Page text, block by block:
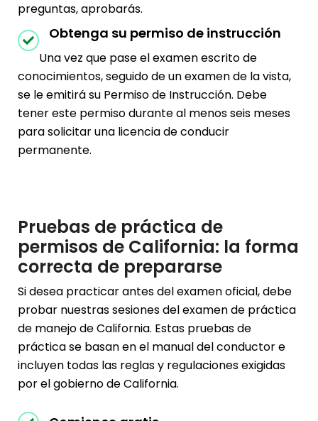
preguntas, aprobarás.
Obtenga su permiso de instrucción
Una vez que pase el examen escrito de
conocimientos, seguido de un examen de la vista,
se le emitirá su Permiso de Instrucción. Debe
tener este permiso durante al menos seis meses
para solicitar una licencia de conducir
permanente.
Pruebas de práctica de
permisos de California: la forma
correcta de prepararse
Si desea practicar antes del examen oficial, debe
probar nuestras sesiones del examen de práctica
de manejo de California. Estas pruebas de
práctica se basan en el manual del conductor e
incluyen todas las reglas y regulaciones exigidas
por el gobierno de California.